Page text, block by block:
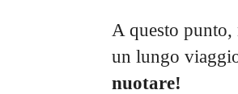
A questo punto,
un lungo
nuotare!